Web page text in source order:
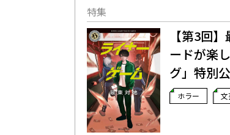
特集
【第3回
ードが楽
グ」特別
ホラー 文